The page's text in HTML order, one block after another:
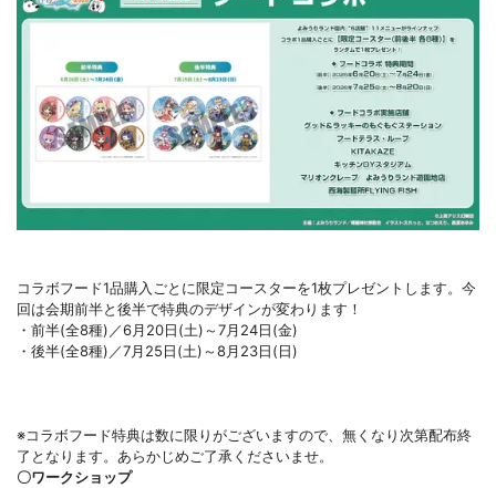
コラボフード1品購入ごとに限定コースターを1枚プレゼントします。今
回は会期前半と後半で特典のデザインが変わります！
・前半(全8種)／6月20日(土)～7月24日(金)
・後半(全8種)／7月25日(土)～8月23日(日)
※コラボフード特典は数に限りがございますので、無くなり次第配布終
了となります。あらかじめご了承くださいませ。
〇ワークショップ